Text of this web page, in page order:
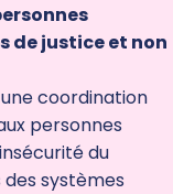
de justice et non
coordination
personnes
du
systèmes